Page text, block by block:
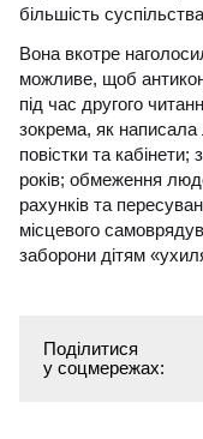
більшість
Вона вкотре
можливе, щоб
під час другого
зокрема, як написала
повістки та
років; обмеження
рахунків та
місцевого
заборони дітям
Поділитися
у соцмережах: